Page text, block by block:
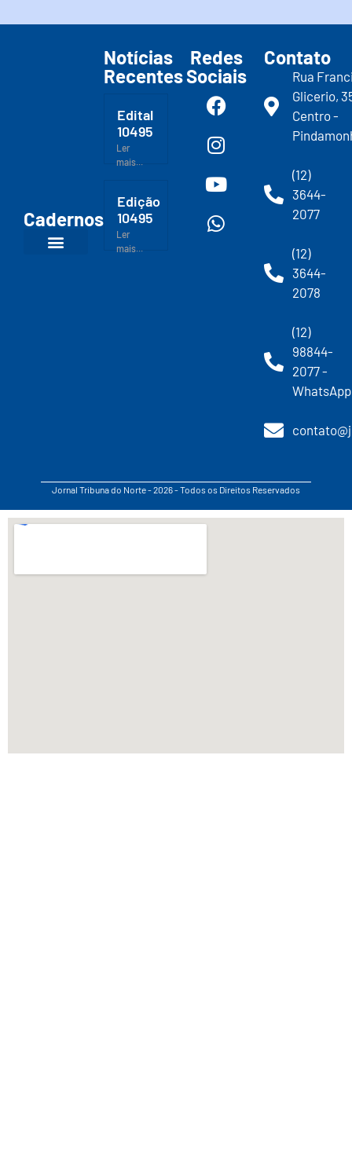
Cadernos
Notícias
Recentes
Edital
10495
Ler
mais...
Edição
10495
Ler
mais...
Redes
Sociais
Contato
Rua
Glicerio,
Centro -
(12)
3644-
2077
(12)
3644-
2078
(12)
98844-
2077 -
WhatsApp
Jornal Tribuna do Norte - 2026 - Todos os Direitos Reservados